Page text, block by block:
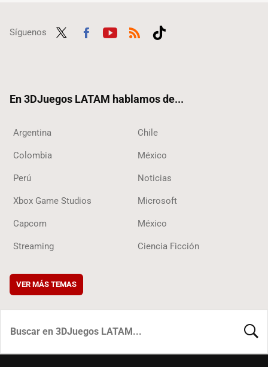
Síguenos
En 3DJuegos LATAM hablamos de...
Argentina Chile
Colombia México
Perú Noticias
Xbox Game Studios Microsoft
Capcom México
Streaming Ciencia Ficción
VER MÁS TEMAS